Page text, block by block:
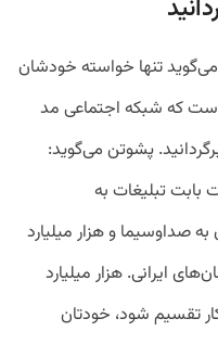
تنها خواسته خودشان
است که شبکه اجتماعی مد
پشوتن می‌گوید:
بابت تبلیغات به
صداوسیما و هزار میلیارد
ایرانی. هزار میلیارد
هزار کسب‌وکار تقسیم شود، خودتان